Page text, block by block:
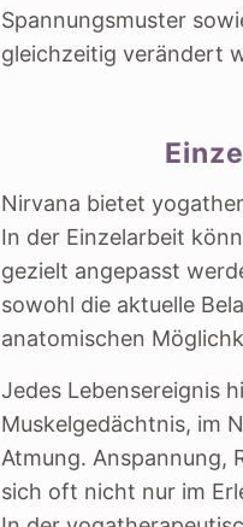
Spannungsmuster
gleichzeitig verändert
Nirvana bietet
In der Einzelarbeit
gezielt angepasst
sowohl die aktuelle
anatomischen
Jedes Lebensereignis
Muskelgedächtnis, im
Atmung. Anspannung,
sich oft nicht nur im